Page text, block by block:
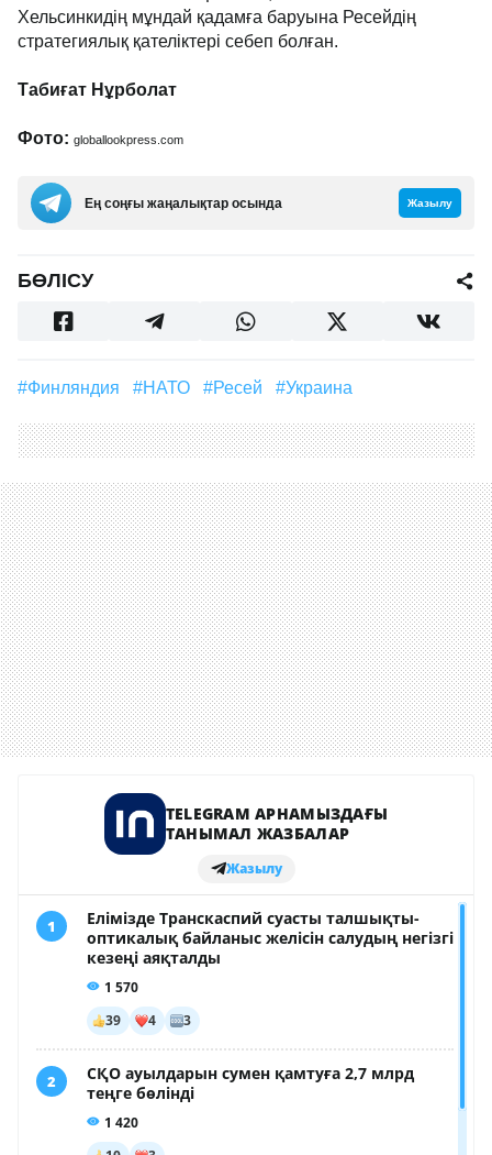
Хельсинкидің мұндай қадамға баруына Ресейдің
стратегиялық қателіктері себеп болған.
Табиғат Нұрболат
Фото: globallookpress.com
Ең соңғы жаңалықтар осында Жазылу
БӨЛІСУ
#Финляндия #НАТО #Ресей #Украина